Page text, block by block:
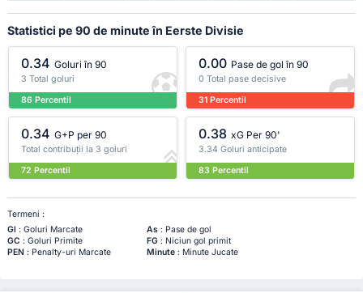
Statistici pe 90 de minute în Eerste Divisie
0.34 Goluri în 90
3 Total goluri
86 Percentil
0.00 Pase de gol în 90
0 Total pase decisive
31 Percentil
0.34 G+P per 90
Total contribuții la 3 goluri
72 Percentil
0.38 xG Per 90'
3.34 Goluri anticipate
83 Percentil
Termeni :
Gl : Goluri Marcate As: Pase de gol
GC : Goluri Primite FG: Niciun gol primit
PEN: Penalty-uri Marcate Minute: Minute Jucate